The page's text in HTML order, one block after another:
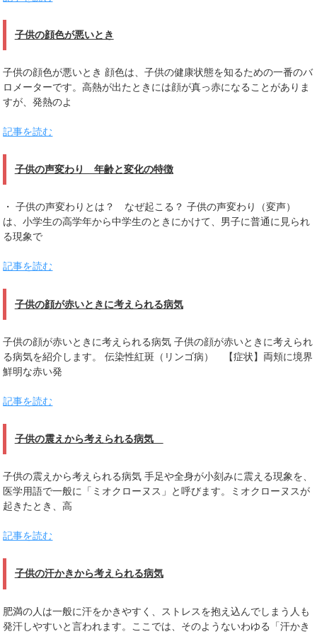
子供の顔色が悪いとき
子供の顔色が悪いとき 顔色は、子供の健康状態を知るための一番のバ
ロメーターです。高熱が出たときには顔が真っ赤になることがありま
すが、発熱のよ
記事を読む
子供の声変わり 年齢と変化の特徴
・ 子供の声変わりとは？ なぜ起こる？ 子供の声変わり（変声）
は、小学生の高学年から中学生のときにかけて、男子に普通に見られ
る現象で
記事を読む
子供の顔が赤いときに考えられる病気
子供の顔が赤いときに考えられる病気 子供の顔が赤いときに考えられ
る病気を紹介します。 伝染性紅斑（リンゴ病） 【症状】両頬に境界
鮮明な赤い発
記事を読む
子供の震えから考えられる病気
子供の震えから考えられる病気 手足や全身が小刻みに震える現象を、
医学用語で一般に「ミオクローヌス」と呼びます。ミオクローヌスが
起きたとき、高
記事を読む
子供の汗かきから考えられる病気
肥満の人は一般に汗をかきやすく、ストレスを抱え込んでしまう人も
発汗しやすいと言われます。ここでは、そのようないわゆる「汗かき